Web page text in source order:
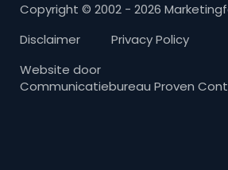
Copyright © 2002 - 2026
Disclaimer
Privacy Policy
Website door
Communicatiebureau Proven